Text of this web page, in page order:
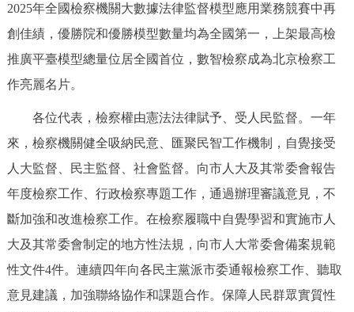
2025年全國檢察機關大數據法律監督模型應用業務競賽中再
創佳績，優勝院和優勝模型數量均為全國第一，上架最高檢
推廣平臺模型總量位居全國首位，數智檢察成為北京檢察工
作亮麗名片。
各位代表，檢察權由憲法法律賦予、受人民監督。一年
來，檢察機關健全吸納民意、匯聚民智工作機制，自覺接受
人大監督、民主監督、社會監督。向市人大及其常委會報告
年度檢察工作、行政檢察專題工作，通過辦理審議意見，不
斷加強和改進檢察工作。在檢察履職中自覺學習和實施市人
大及其常委會制定的地方性法規，向市人大常委會備案規範
性文件4件。連續四年向各民主黨派市委通報檢察工作、聽取
意見建議，加強聯絡協作和課題合作。保障人民群眾實質性